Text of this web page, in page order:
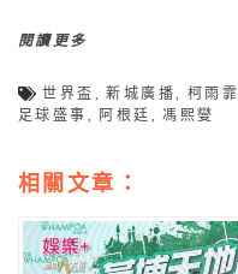
閱讀更多
世界盃 ,新城廣播 柯雨霏
足球盛事
阿根廷 ,馮熙燮
相關文章：